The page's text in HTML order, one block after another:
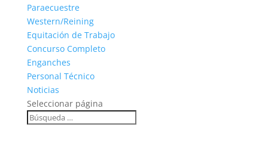
Paraecuestre
Western/Reining
Equitación de Trabajo
Concurso Completo
Enganches
Personal Técnico
Noticias
Seleccionar página